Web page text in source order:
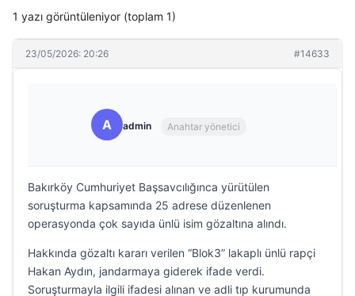
1 yazı görüntüleniyor (toplam 1)
23/05/2026: 20:26 #14633
A admin Anahtar yönetici
Bakırköy Cumhuriyet Başsavcılığınca yürütülen
soruşturma kapsamında 25 adrese düzenlenen
operasyonda çok sayıda ünlü isim gözaltına alındı.
Hakkında gözaltı kararı verilen “Blok3” lakaplı ünlü rapçi
Hakan Aydın, jandarmaya giderek ifade verdi.
Soruşturmayla ilgili ifadesi alınan ve adli tıp kurumunda